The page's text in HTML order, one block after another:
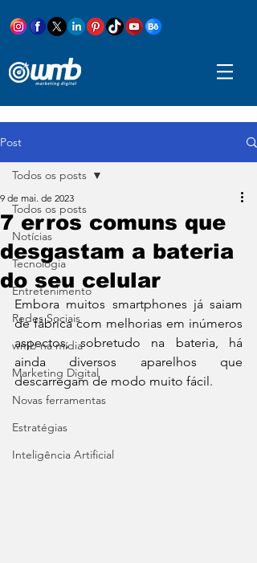
Post
Todos os posts
Notícias
Tecnologia
Entretenimento
Redes Sociais
wmb na mídia
Marketing Digital
Novas ferramentas
Estratégias
Inteligência Artificial
Todos os posts
7 erros comuns que
desgastam a bateria
do seu celular
9 de mai. de 2023
Embora muitos smartphones já saiam
de fábrica com melhorias em inúmeros
aspectos, sobretudo na bateria, há
ainda diversos aparelhos que
descarregam de modo muito fácil.